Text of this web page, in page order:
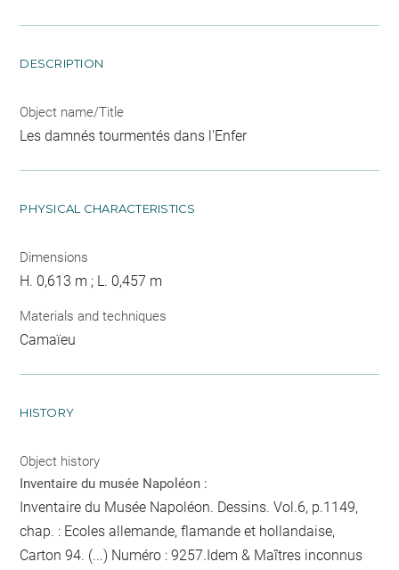
DESCRIPTION
Object name/Title
Les damnés tourmentés dans l'Enfer
PHYSICAL CHARACTERISTICS
Dimensions
H. 0,613 m ; L. 0,457 m
Materials and techniques
Camaïeu
HISTORY
Object history
Inventaire du musée Napoléon :
Inventaire du Musée Napoléon. Dessins. Vol.6, p.1149,
chap. : Ecoles allemande, flamande et hollandaise,
Carton 94. (...) Numéro : 9257.Idem & Maîtres inconnus